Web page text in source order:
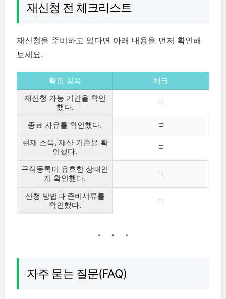
재신청 전 체크리스트
재신청을 준비하고 있다면 아래 내용을 먼저 확인해
보세요.
확인 항목
체크
재신청 가능 기간을 확인
했다.
ㅁ
종료 사유를 확인했다.
ㅁ
현재 소득, 재산 기준을 확
인했다.
ㅁ
구직등록이 유효한 상태인
지 확인했다.
ㅁ
신청 방법과 준비서류를
확인했다.
ㅁ
자주 묻는 질문(FAQ)